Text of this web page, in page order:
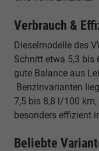
Verbrauch &
Dieselmodelle des
Schnitt etwa 5,3 bis
gute Balance aus
Benzinvarianten
7,5 bis 8,8 l/100
besonders effizient
Beliebte